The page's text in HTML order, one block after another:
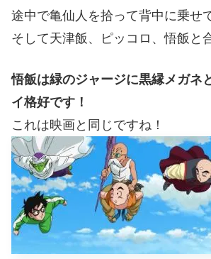
途中で亀仙人を拾って背中に乗せ
そして天津飯、ピッコロ、悟飯と
悟飯は緑のジャージに黒縁メガネ
イ格好です！
これは映画と同じですね！